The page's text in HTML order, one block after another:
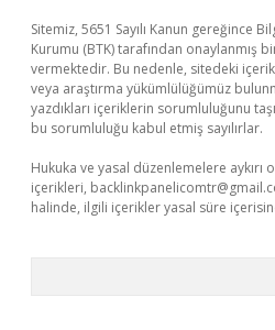
Sitemiz, 5651 Sayılı Kanun gereğince
Kurumu (BTK) tarafından onaylanmış
vermektedir. Bu nedenle, sitedeki
veya araştırma yükümlülüğümüz
yazdıkları içeriklerin sorumluluğunu
bu sorumluluğu kabul etmiş sayılırlar.
Hukuka ve yasal düzenlemelere
içerikleri,
halinde, ilgili içerikler yasal süre